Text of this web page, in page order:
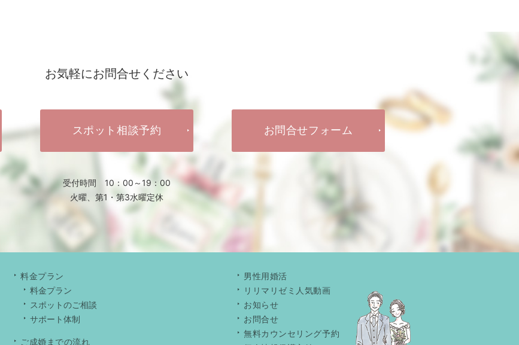
お気軽にお問合せください
スポット相談予約 お問合せフォーム
受付時間 10：00～19：00
火曜、第1・第3水曜定休
料金プラン
料金プラン
スポットのご相談
サポート体制
ご成婚までの流れ
男性用婚活
リリマリゼミ人気動画
お知らせ
お問合せ
無料カウンセリング予約